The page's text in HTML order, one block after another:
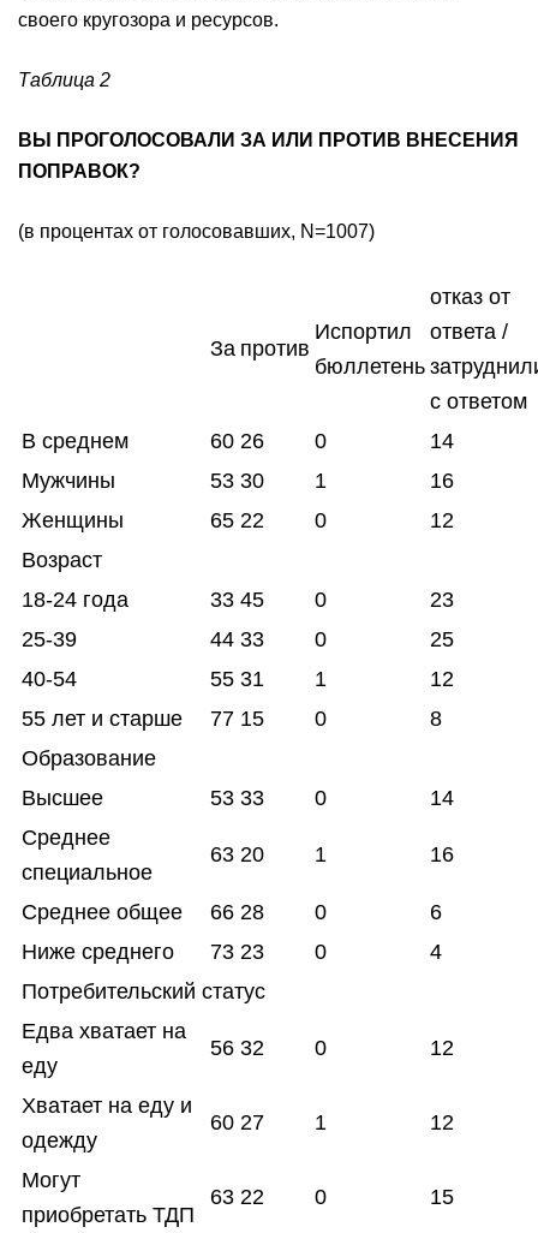
своего кругозора и ресурсов.
Таблица 2
ВЫ ПРОГОЛОСОВАЛИ ЗА ИЛИ ПРОТИВ ВНЕСЕНИЯ
ПОПРАВОК?
(в процентах от голосовавших, N=1007)
За против
Испортил
бюллетень
отказ от
ответа /
с ответом
В среднем
60 26 0
14
Мужчины
53 30 1
16
Женщины
65 22 0
12
Возраст
18-24 года
33 45 0
23
25-39
44 33 0
25
40-54
55 31 1
12
55 лет и старше
77 15 0
8
Образование
Высшее
53 33 0
14
Среднее
специальное
63 20 1 16
Среднее общее 66 28 0
6
Ниже среднего
73 23 0
4
Потребительский статус
Едва хватает на
еду
56 32 0 12
Хватает на еду и
одежду
60 27 1 12
Могут
приобретать ТДП
63 22 0 15